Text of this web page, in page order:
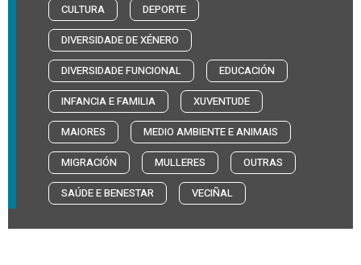
CULTURA
DEPORTE
DIVERSIDADE DE XÉNERO
DIVERSIDADE FUNCIONAL
EDUCACIÓN
INFANCIA E FAMILIA
XUVENTUDE
MAIORES
MEDIO AMBIENTE E ANIMAIS
MIGRACIÓN
MULLERES
OUTRAS
SAÚDE E BENESTAR
VECIÑAL